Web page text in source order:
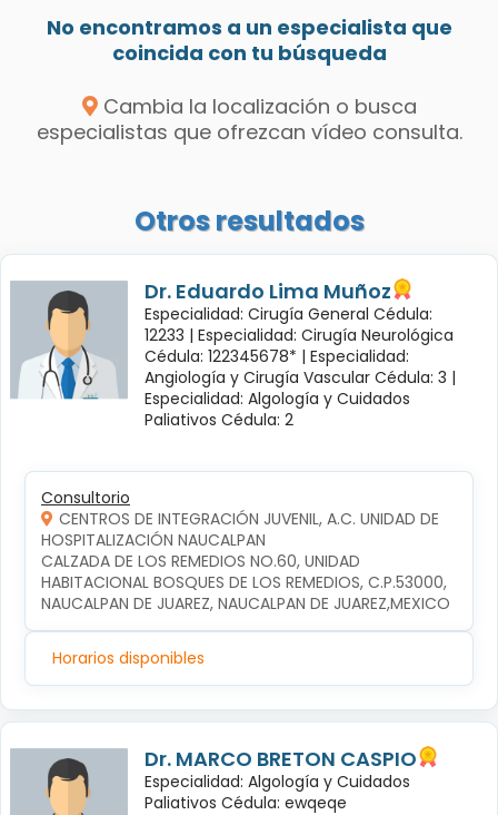
No encontramos a un especialista que
coincida con tu búsqueda
Cambia la localización o busca
especialistas que ofrezcan vídeo consulta.
Otros resultados
Dr. Eduardo Lima Muñoz
Especialidad: Cirugía General Cédula:
12233 | Especialidad: Cirugía Neurológica
Cédula: 122345678* | Especialidad:
Angiología y Cirugía Vascular Cédula: 3 |
Especialidad: Algología y Cuidados
Paliativos Cédula: 2
Consultorio
CENTROS DE INTEGRACIÓN JUVENIL, A.C. UNIDAD DE
HOSPITALIZACIÓN NAUCALPAN
CALZADA DE LOS REMEDIOS NO.60, UNIDAD
HABITACIONAL BOSQUES DE LOS REMEDIOS, C.P.53000,
NAUCALPAN DE JUAREZ, NAUCALPAN DE JUAREZ,MEXICO
Horarios disponibles
Dr. MARCO BRETON CASPIO
Especialidad: Algología y Cuidados
Paliativos Cédula: ewqeqe